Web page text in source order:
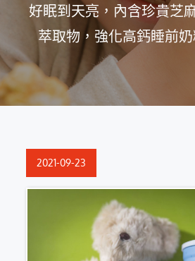
好眠到天亮，內含珍貴芝
萃取物，強化高鈣睡前奶
Posted
on
2021-09-23